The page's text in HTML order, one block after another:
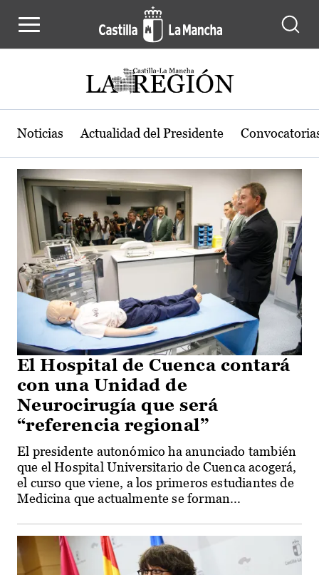
Actualidad de la región de Castilla-
Noticias Actualidad del Presidente
El Hospital de Cuenca contará
con una Unidad de
Neurocirugía que será
“referencia regional”
El presidente autonómico ha anunciado también
que el Hospital Universitario de Cuenca acogerá,
el curso que viene, a los primeros estudiantes de
Medicina que actualmente se forman...